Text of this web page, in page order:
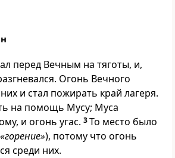
перед Вечным на тяготы, и,
Огонь Вечного
и стал пожирать край лагеря.
на помощь Мусу; Муса
и огонь угас. 3То место было
«горение»), потому что огонь
среди них.